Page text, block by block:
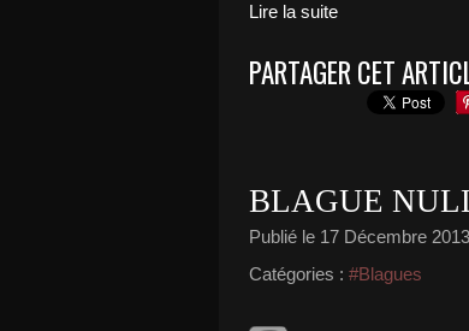
Lire la suite
PARTAGER CET
BLAGUE
Publié le 17 Décembre 2013
Catégories : #Blagues